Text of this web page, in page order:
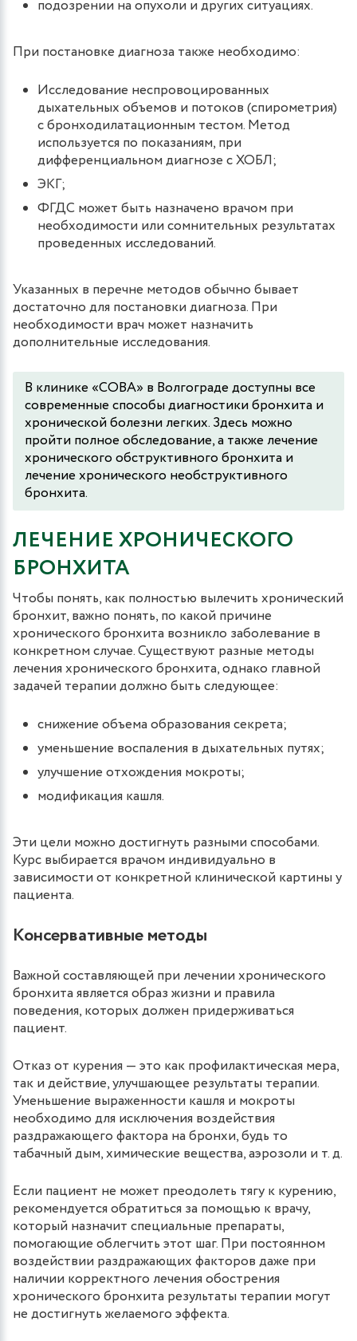
подозрении на опухоли и других ситуациях.
При постановке диагноза также необходимо:
Исследование неспровоцированных
дыхательных объемов и потоков (спирометрия)
с бронходилатационным тестом. Метод
используется по показаниям, при
дифференциальном диагнозе с ХОБЛ;
ЭКГ;
ФГДС может быть назначено врачом при
необходимости или сомнительных результатах
проведенных исследований.
Указанных в перечне методов обычно бывает
достаточно для постановки диагноза. При
необходимости врач может назначить
дополнительные исследования.
В клинике «СОВА» в Волгограде доступны все
современные способы диагностики бронхита и
хронической болезни легких. Здесь можно
пройти полное обследование, а также лечение
хронического обструктивного бронхита и
лечение хронического необструктивного
бронхита.
ЛЕЧЕНИЕ ХРОНИЧЕСКОГО
БРОНХИТА
Чтобы понять, как полностью вылечить хронический
бронхит, важно понять, по какой причине
хронического бронхита возникло заболевание в
конкретном случае. Существуют разные методы
лечения хронического бронхита, однако главной
задачей терапии должно быть следующее:
снижение объема образования секрета;
уменьшение воспаления в дыхательных путях;
улучшение отхождения мокроты;
модификация кашля.
Эти цели можно достигнуть разными способами.
Курс выбирается врачом индивидуально в
зависимости от конкретной клинической картины у
пациента.
Консервативные методы
Важной составляющей при лечении хронического
бронхита является образ жизни и правила
поведения, которых должен придерживаться
пациент.
Отказ от курения — это как профилактическая мера,
так и действие, улучшающее результаты терапии.
Уменьшение выраженности кашля и мокроты
необходимо для исключения воздействия
раздражающего фактора на бронхи, будь то
табачный дым, химические вещества, аэрозоли и т. д.
Если пациент не может преодолеть тягу к курению,
рекомендуется обратиться за помощью к врачу,
который назначит специальные препараты,
помогающие облегчить этот шаг. При постоянном
воздействии раздражающих факторов даже при
наличии корректного лечения обострения
хронического бронхита результаты терапии могут
не достигнуть желаемого эффекта.